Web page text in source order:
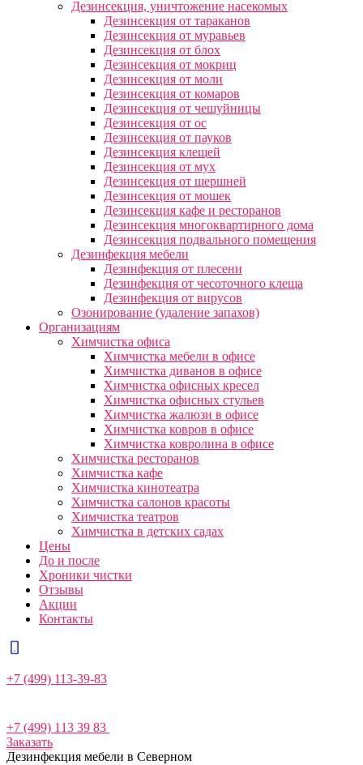
Дезинсекция, уничтожение насекомых
Дезинсекция от тараканов
Дезинсекция от муравьев
Дезинсекция от блох
Дезинсекция от мокриц
Дезинсекция от моли
Дезинсекция от комаров
Дезинсекция от чешуйницы
Дезинсекция от ос
Дезинсекция от пауков
Дезинсекция клещей
Дезинсекция от мух
Дезинсекция от шершней
Дезинсекция от мошек
Дезинсекция кафе и ресторанов
Дезинсекция многоквартирного дома
Дезинсекция подвального помещения
Дезинфекция мебели
Дезинфекция от плесени
Дезинфекция от чесоточного клеща
Дезинфекция от вирусов
Озонирование (удаление запахов)
Организациям
Химчистка офиса
Химчистка мебели в офисе
Химчистка диванов в офисе
Химчистка офисных кресел
Химчистка офисных стульев
Химчистка жалюзи в офисе
Химчистка ковров в офисе
Химчистка ковролина в офисе
Химчистка ресторанов
Химчистка кафе
Химчистка кинотеатра
Химчистка салонов красоты
Химчистка театров
Химчистка в детских садах
Цены
До и после
Хроники чистки
Отзывы
Акции
Контакты
+7 (499) 113-39-83
+7 (499) 113 39 83
Заказать
Дезинфекция мебели в Северном